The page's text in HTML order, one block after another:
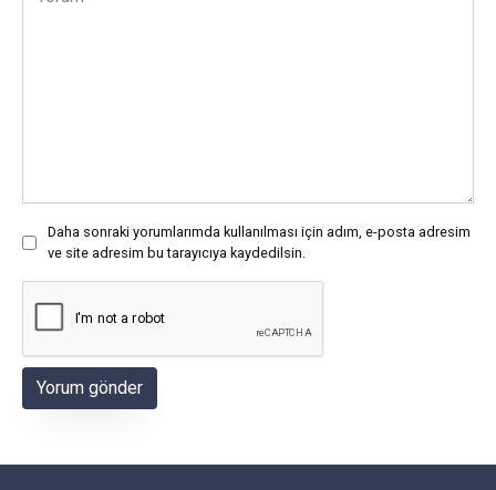
Daha sonraki yorumlarımda kullanılması için adım, e-posta adresim
ve site adresim bu tarayıcıya kaydedilsin.